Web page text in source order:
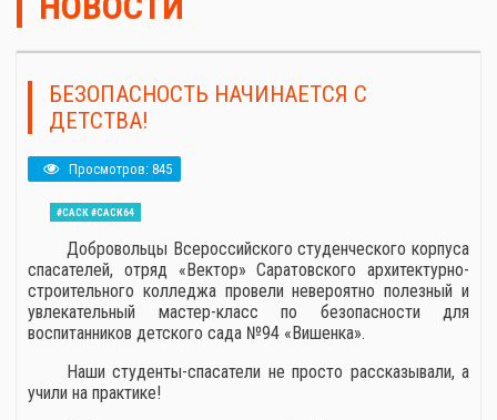
БЕЗОПАСНОСТЬ НАЧИНАЕТСЯ С
ДЕТСТВА!
Просмотров: 845
#САСК #САСК64
Добровольцы Всероссийского студенческого корпуса
спасателей, отряд «Вектор» Саратовского архитектурно-
строительного колледжа провели невероятно полезный и
увлекательный мастер-класс по безопасности для
воспитанников детского сада №94 «Вишенка».
Наши студенты-спасатели не просто рассказывали, а
учили на практике!